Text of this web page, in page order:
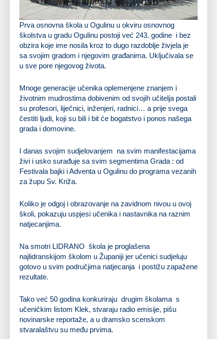
Prva osnovna škola u Ogulinu u okviru osnovnog
školstva u gradu Ogulinu postoji već 243. godine i bez
obzira koje ime nosila kroz to dugo razdoblje živjela je
sa svojim gradom i njegovim građanima. Uključivala se
u sve pore njegovog života.
Mnoge generacije učenika oplemenjene znanjem i
životnim mudrostima dobivenim od svojih učitelja postali
su profesori, liječnici, inženjeri, radnici… a prije svega
čestiti ljudi, koji su bili i bit će bogatstvo i ponos našega
grada i domovine.
I danas svojim sudjelovanjem na svim manifestacijama
živi i usko surađuje sa svim segmentima Grada : od
Festivala bajki i Adventa u Ogulinu do programa vezanih
za župu Sv. Križa.
Koliko je odgoj i obrazovanje na zavidnom nivou u ovoj
školi, pokazuju uspjesi učenika i nastavnika na raznim
natjecanjima.
Na smotri LIDRANO škola je proglašena
najlidranskijom školom u Županiji jer učenici sudjeluju
gotovo u svim područjima natjecanja i postižu zapažene
rezultate.
Tako već 50 godina konkuriraju drugim školama s
učeničkim listom Klek, stvaraju radio emisije, pišu
novinarske reportaže, a u dramsko scenskom
stvaralaštvu su među prvima.